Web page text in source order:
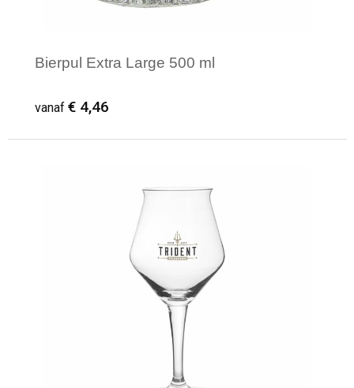
Bierpul Extra Large 500 ml
vanaf € 4,46
Minimale afname: 1